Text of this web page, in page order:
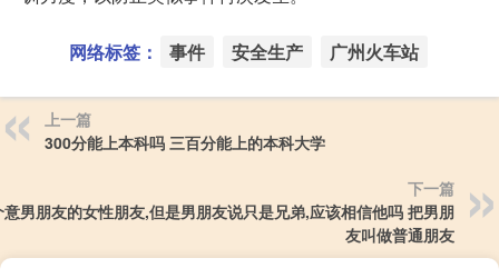
网络标签： 事件 安全生产 广州火车站
上一篇
300分能上本科吗 三百分能上的本科大学
下一篇
男朋友的女性朋友,但是男朋友说只是兄弟,应该相信他吗 把男朋
友叫做普通朋友